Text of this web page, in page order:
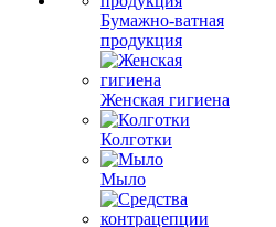
Бумажно-ватная
продукция
Женская гигиена
Колготки
Мыло